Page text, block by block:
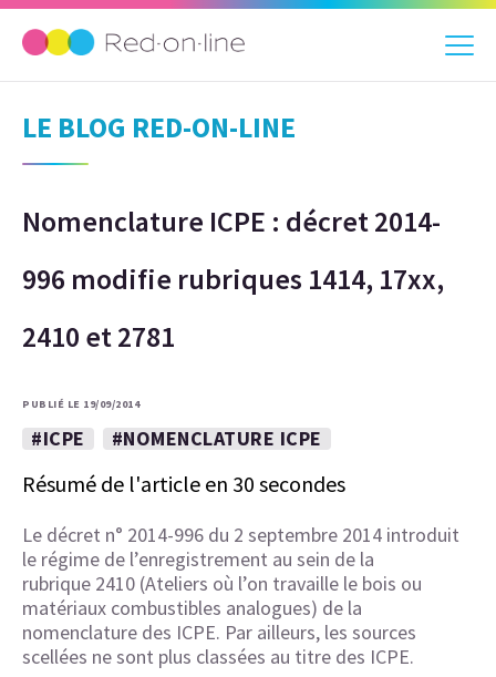
LE BLOG RED-ON-LINE
Nomenclature ICPE : décret 2014-
996 modifie rubriques 1414, 17xx,
2410 et 2781
PUBLIÉ LE 19/09/2014
#ICPE #NOMENCLATURE ICPE
Résumé de l'article en 30 secondes
Le décret n° 2014-996 du 2 septembre 2014 introduit
le régime de l’enregistrement au sein de la
rubrique 2410 (Ateliers où l’on travaille le bois ou
matériaux combustibles analogues) de la
nomenclature des ICPE. Par ailleurs, les sources
scellées ne sont plus classées au titre des ICPE.